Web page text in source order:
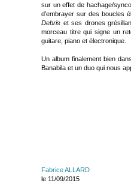
sur un effet de hachage/
d’embrayer sur des boucles
Debris et ses drones
morceau titre qui signe un
guitare, piano et électronique.
Un album finalement bien
Banabila et un duo qui nous
Fabrice ALLARD
le 11/09/2015